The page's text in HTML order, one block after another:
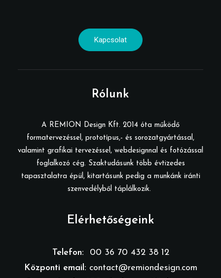
Kapcsolat
Rólunk
A REMION Design Kft. 2014 óta működő
formatervezéssel, prototípus,- és sorozatgyártással,
valamint grafikai tervezéssel, webdesignnal és fotózással
foglalkozó cég. Szaktudásunk több évtizedes
tapasztalatra épül, kitartásunk pedig a munkánk iránti
szenvedélyből táplálkozik.
Elérhetőségeink
Telefon:
00 36 70 432 38 12
Központi email: contact@remiondesign.com